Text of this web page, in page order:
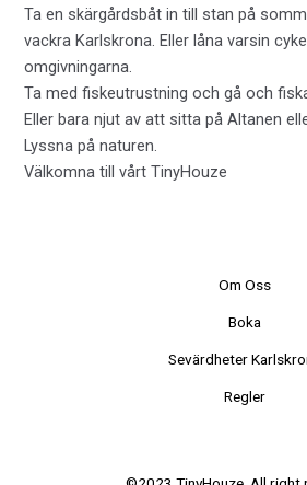
Ta en skärgårdsbåt in till stan på
vackra Karlskrona. Eller låna varsin
omgivningarna.
Ta med fiskeutrustning och gå och
Eller bara njut av att sitta på Altanen
Lyssna på naturen.
Välkomna till vårt TinyHouze
Om Oss
Boka
Sevärdheter
Regler